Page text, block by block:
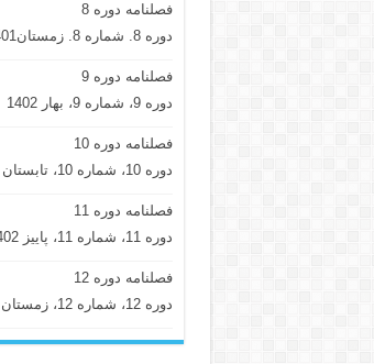
فصلنامه دوره 8
دوره 8. شماره 8. زمستان1401
فصلنامه دوره 9
دوره 9، شماره 9، بهار 1402
فصلنامه دوره 10
دوره 10، شماره 10، تابستان 1402
فصلنامه دوره 11
دوره 11، شماره 11، پاییز 1402
فصلنامه دوره 12
دوره 12، شماره 12، زمستان 1402